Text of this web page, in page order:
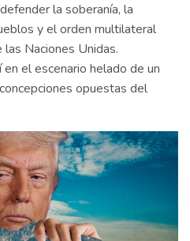
la soberanía, la
y el orden multilateral
Naciones Unidas.
el escenario helado de un
opuestas del